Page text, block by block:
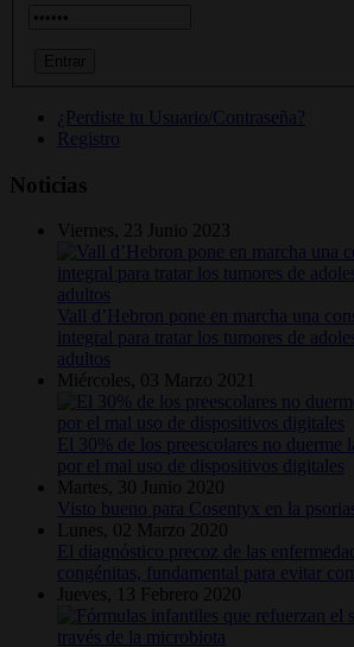
¿Perdiste tu Usuario/Contraseña?
Registro
Noticias
Viernes, 23 Junio 2023
Vall d’Hebron pone en marcha una
integral para tratar los tumores de
adultos
Miércoles, 03 Marzo 2021
El 30% de los preescolares no duerme
por el mal uso de dispositivos digitales
Martes, 30 Junio 2020
Visto bueno para Cosentyx en la
Lunes, 02 Marzo 2020
El diagnóstico precoz de las
congénitas, fundamental para evitar
Jueves, 13 Febrero 2020